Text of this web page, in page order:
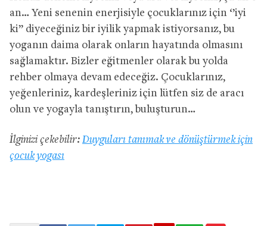
an… Yeni senenin enerjisiyle çocuklarınız için ‘’iyi
ki’’ diyeceğiniz bir iyilik yapmak istiyorsanız, bu
yoganın daima olarak onların hayatında olmasını
sağlamaktır. Bizler eğitmenler olarak bu yolda
rehber olmaya devam edeceğiz. Çocuklarınız,
yeğenleriniz, kardeşleriniz için lütfen siz de aracı
olun ve yogayla tanıştırın, buluşturun…
İlginizi çekebilir: Duyguları tanımak ve dönüştürmek için
çocuk yogası